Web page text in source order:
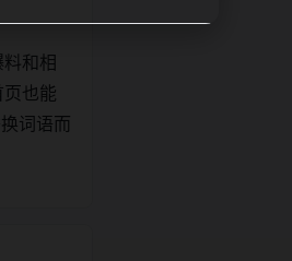
和相
也能
词语而